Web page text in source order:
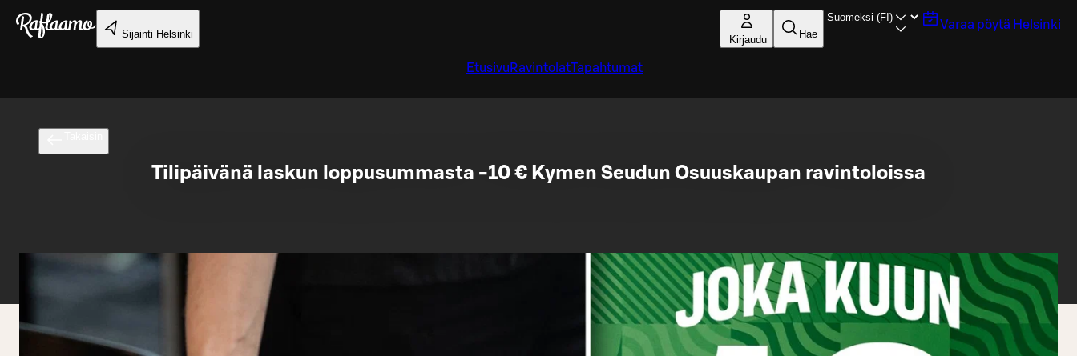
Siirry pääsisältöön
Sijainti Helsinki Kirjaudu Hae
Varaa pöytä Helsinki
Etusivu RavintolatTapahtumat
Tilipäivänä laskun loppusummasta -10 € Kymen Seudun Osuuskaupan ravintoloissa